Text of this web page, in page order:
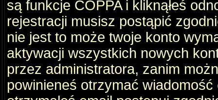
są funkcje COPPA i kliknąłeś
rejestracji musisz postąpić
nie jest to może twoje konto
aktywacji wszystkich nowych
przez administratora, zanim
powinieneś otrzymać